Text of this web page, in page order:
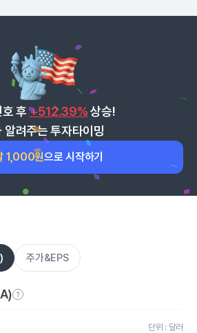
호 후+512.39% 상승!
알려주는 투자타이밍
1,000원으로 시작하기
주가&EPS
단위 : 달러